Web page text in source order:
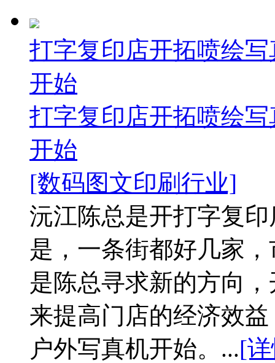
打字复印店开拓喷绘
开始
打字复印店开拓喷绘
开始
[数码图文印刷行业]
沅江陈总是开打字复
是，一条街都好几家
是陈总寻求新的方向
来提高门店的经济效
户外写真机开始。...[